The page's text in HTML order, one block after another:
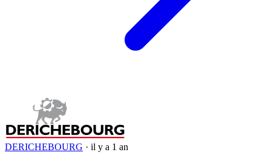
DERICHEBOURG · il y a 1 an